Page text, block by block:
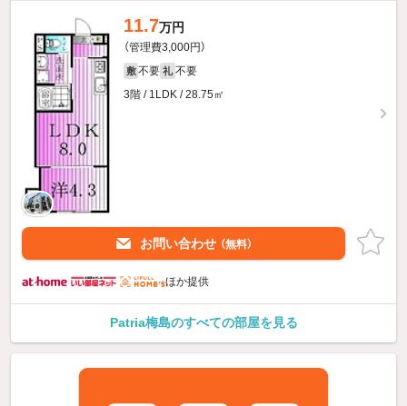
11.7万円
（管理費3,000円）
敷 不要 礼 不要
3階 / 1LDK / 28.75㎡
お問い合わせ （無料）
ほか提供
Patria梅島のすべての部屋を見る